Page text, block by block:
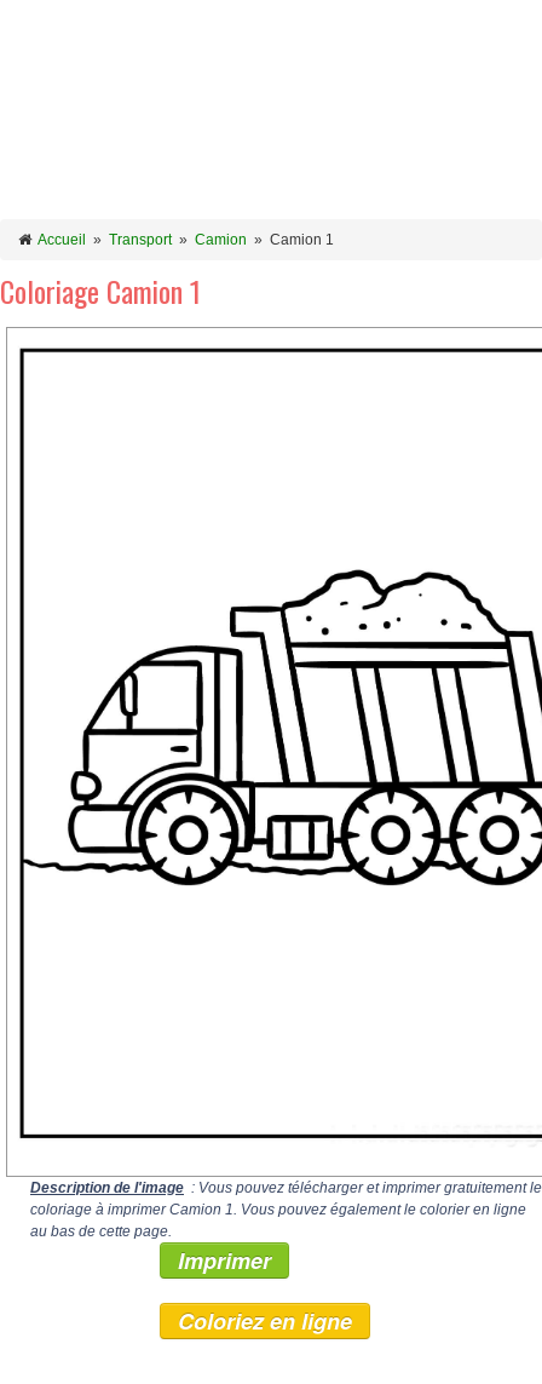
Accueil » Transport» Camion » Camion 1
Coloriage Camion 1
Description de l'image : Vous pouvez télécharger et imprimer gratuitement le
coloriage à imprimer Camion 1. Vous pouvez également le colorier en ligne
au bas de cette page.
Imprimer
Coloriez en ligne